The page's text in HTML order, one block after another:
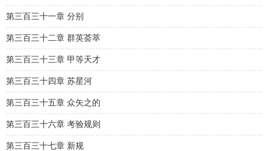
第三百三十一章 分别
第三百三十二章 群英荟萃
第三百三十三章 甲等天才
第三百三十四章 苏星河
第三百三十五章 众矢之的
第三百三十六章 考验规则
第三百三十七章 新规